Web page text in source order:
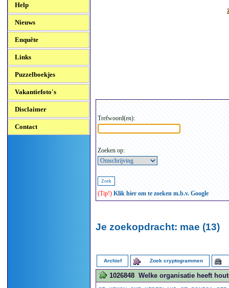
Help
Nieuws
Enquête
Links
Puzzelboekjes
Vakantiefoto's
Disclaimer
Contact
Trefwoord(en):
Zoeken op:
(Tip!) Klik hier om te zoeken m.b.v. Google
Je zoekopdracht: mae (13)
Archief Zoek cryptogrammen
1026848 Welke organisatie heeft